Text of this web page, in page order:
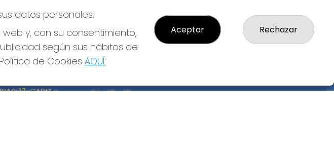
Imagen siguiente
17-CADIZ -
Aviso Legal
datos personales.
y, con su consentimiento,
según sus hábitos de
de Cookies AQUÍ.
Aceptar Rechazar